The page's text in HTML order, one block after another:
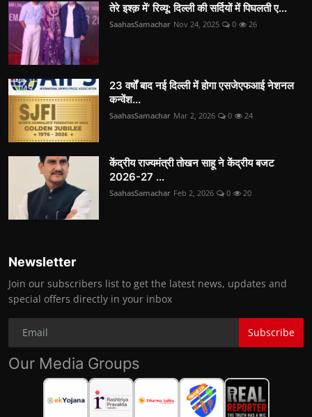
तेरे इश्क़ में’ रिव्यू: दिल्ली की सर्दियों में पिघलती ए...
SaahasSamachar Nov 24, 2025 0 26
23 वर्षों बाद नई दिल्ली में होगा एसजेएफआई नेशनल
कन्वेंश...
SaahasSamachar Mar 2, 2026 0 24
केंद्रीय राज्यमंत्री तोखन साहू ने केंद्रीय बजट
2026-27 ...
SaahasSamachar Feb 2, 2026 0 20
Newsletter
Join our subscribers list to get the latest news, updates and
special offers directly in your inbox
Subscribe
Our Media Groups